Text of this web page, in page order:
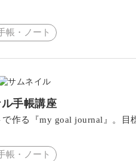
帳・ノート
手帳講座
作る『my goal journal』。目
帳・ノート